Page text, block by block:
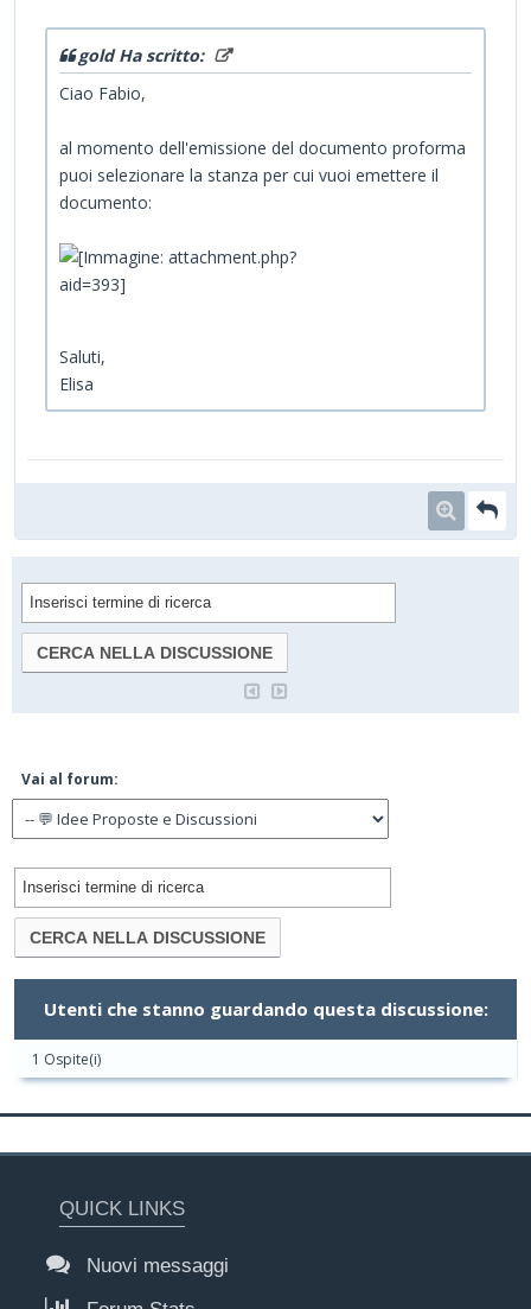
gold Ha scritto:
Ciao Fabio,
al momento dell'emissione del documento proforma
puoi selezionare la stanza per cui vuoi emettere il
documento:
Saluti,
Elisa
Vai al forum:
Utenti che stanno guardando questa discussione:
1 Ospite(i)
QUICK LINKS
Nuovi messaggi